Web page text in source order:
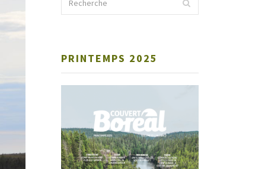
PRINTEMPS 2025